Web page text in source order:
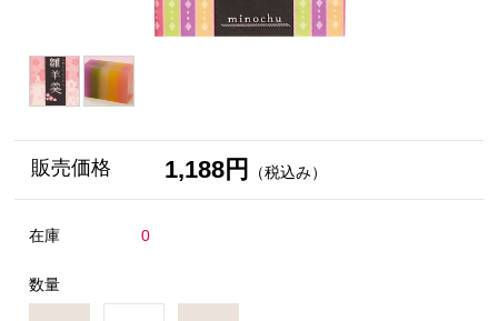
販売価格 1,188円 （税込み）
在庫 0
数量